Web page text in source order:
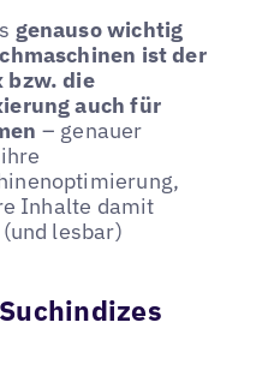
genauso wichtig
ist der
bzw. die
auch für
– genauer
Inhalte damit
lesbar)